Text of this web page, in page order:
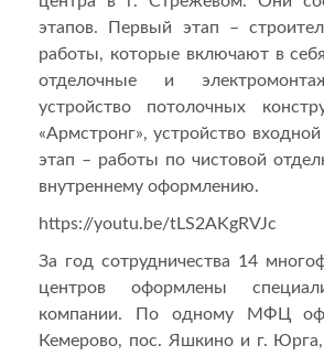
этапов. Первый этап –
работы, которые включают в
отделочные и
устройство потолочных
«Армстронг», устройство
этап – работы по чистовой
внутреннему оформлению.
https://youtu.be/tLS2AKgRVJc
За год сотрудничества 14
центров оформлены
компании. По одному МФЦ
Кемерово, пос. Яшкино и г.